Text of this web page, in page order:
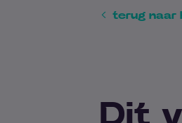
terug naar
Dit